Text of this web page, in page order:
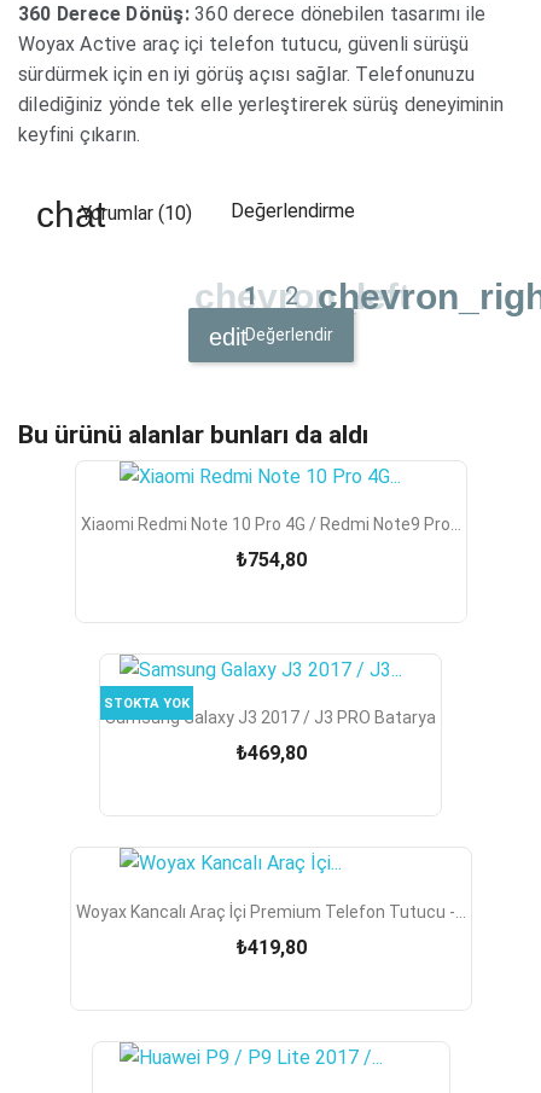
360 Derece Dönüş:360 derece dönebilen tasarımı ile
Woyax Active araç içi telefon tutucu, güvenli sürüşü
sürdürmek için en iyi görüş açısı sağlar. Telefonunuzu
dilediğiniz yönde tek elle yerleştirerek sürüş deneyiminin
keyfini çıkarın.
Yorumlar (10) Değerlendirme
chevron_left
1 2
Değerlendir
Bu ürünü alanlar bunları da aldı
Xiaomi Redmi Note 10 Pro 4G / Redmi Note9 Pro...
₺754,80
Samsung Galaxy J3 2017 / J3 PRO Batarya
₺469,80
STOKTA YOK
Woyax Kancalı Araç İçi Premium Telefon Tutucu -...
₺419,80